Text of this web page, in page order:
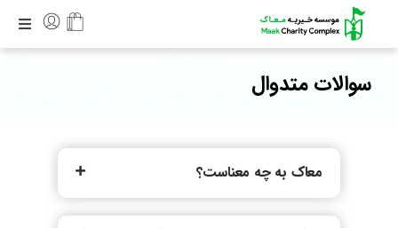
سوالات متدوال
معاک به چه معناست؟